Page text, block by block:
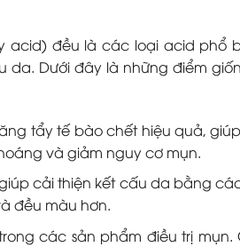
acid) đều là các loại acid phổ
da. Dưới đây là những điểm
tẩy tế bào chết hiệu quả,
và giảm nguy cơ mụn.
cải thiện kết cấu da bằng
đều màu hơn.
các sản phẩm điều trị mụn.